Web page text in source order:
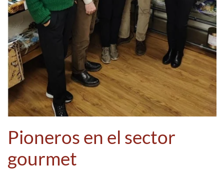
Pioneros en el sector
gourmet